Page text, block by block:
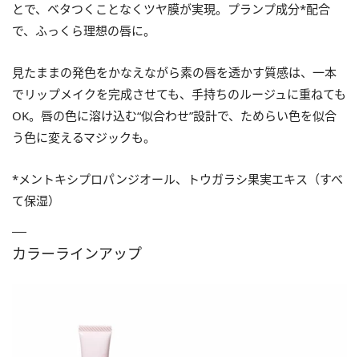
とで、ベタつくことなくツヤ膜が実現。プランプ成分*配合
で、ふっくら理想の唇に。
見たままの発色をかなえながら素の唇を透かす質感は、一本
でリップメイクを完成させても、手持ちのルージュに重ねても
OK。唇の色に溶け込む“似合わせ”設計で、ためらい色を似合
う色に変えるマジックも。
*メントキシプロパンジオール、トウガラシ果実エキス（すべ
て保湿）
カラーラインアップ